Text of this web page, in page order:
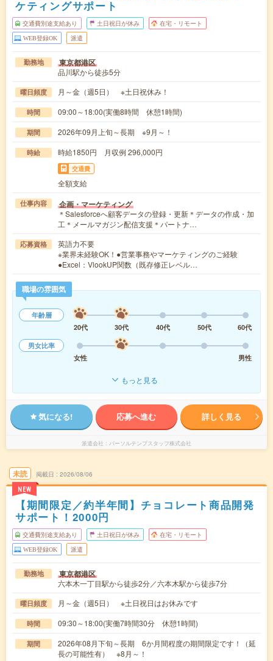
ケティングサポート
交通費別途支給あり 土日祝日が休み 在宅・リモート
WEB登録OK 派遣
勤務地 東京都港区
品川駅から徒歩5分
曜日頻度 月～金（週5日） ※土日祝休み！
時間 09:00～18:00(実働8時間 休憩1時間)
期間 2026年09月上旬～長期 ※9月～！
時給 時給1850円 月収例 296,000円
交通費
全額支給
仕事内容 企画・マーケティング
＊Salesforceへ顧客データの登録・更新＊データの作成・加
工＊メールマガジン配信支援＊パートナ…
応募資格
英語力不要
※業界未経験OK！●営業事務やマーケティングのご経験
●Excel：VlookUP関数（既存修正レベル…
職場の雰囲気
年齢層
20代
30代 40代 50代
60代
男女比率
女性
男性
もっと見る
気になる! 応募へ進む 詳しく見る
派遣会社 パーソルテンプスタッフ株式会社
未読
NEW
掲載日 2026/08/06
【期間限定／約半年間】チョコレート商品開発
サポート！2000円
交通費別途支給あり 土日祝日が休み 在宅・リモート
WEB登録OK 派遣
勤務地 東京都港区
六本木一丁目駅から徒歩2分／六本木駅から徒歩7分
曜日頻度 月～金（週5日） ※土日祝日はお休みです
時間 09:30～18:00(実働7時間30分 休憩1時間)
期間
2026年08月下旬～長期 6か月間程度の期間限定です！（延
長の可能性有） ※8月～！